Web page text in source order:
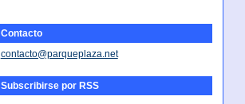
Contacto
contacto@parqueplaza.net
Subscribirse por RSS